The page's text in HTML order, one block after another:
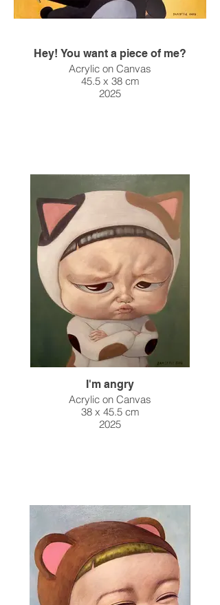
Hey! You want a piece of me?
Acrylic on Canvas
45.5 x 38 cm
2025
I'm angry
Acrylic on Canvas
38 x 45.5 cm
2025